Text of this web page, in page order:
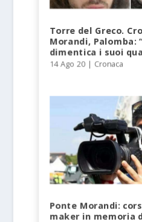
Torre del Greco.
Morandi, Palomba:
dimentica i suoi
14 Ago 20 | Cronaca
Ponte Morandi:
maker in memoria